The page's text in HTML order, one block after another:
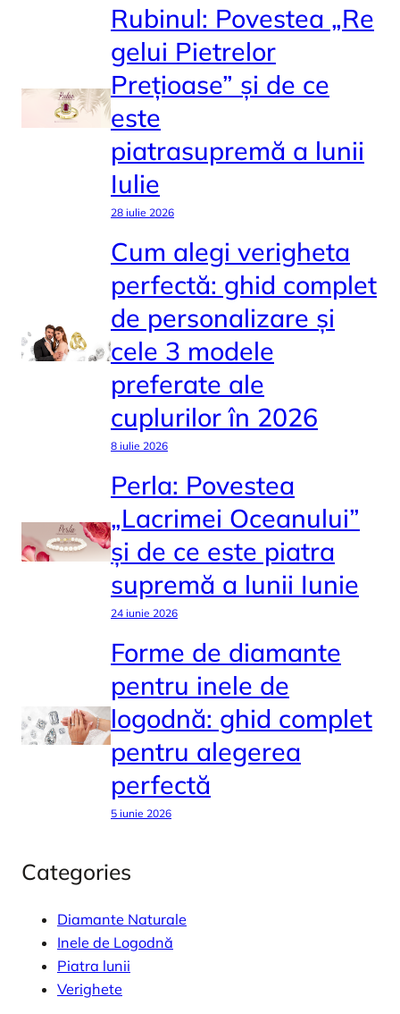
Rubinul: Povestea „Re
gelui Pietrelor
Prețioase” și de ce
este
piatrasupremă a lunii
Iulie
28 iulie 2026
Cum alegi verigheta
perfectă: ghid complet
de personalizare și
cele 3 modele
preferate ale
cuplurilor în 2026
8 iulie 2026
Perla: Povestea
„Lacrimei Oceanului”
și de ce este piatra
supremă a lunii Iunie
24 iunie 2026
Forme de diamante
pentru inele de
logodnă: ghid complet
pentru alegerea
perfectă
5 iunie 2026
Categories
Diamante Naturale
Inele de Logodnă
Piatra lunii
Verighete